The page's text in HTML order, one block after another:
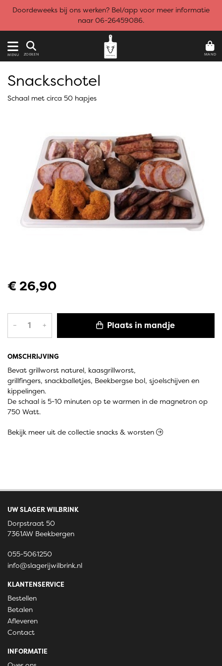
Doordeweeks bij ons werken? Bel/app voor meer informatie
naar 06-26459086.
MENU ZOEKEN MAND
OMSCHRIJVING
Bevat grillworst naturel, kaasgrillworst,
grillfingers, snackballetjes, Beekbergse bol, sjoelschijven en
kippelingen.
De schaal is 5-10 minuten op te warmen in de magnetron op
750 Watt.
Snackschotel
Schaal met circa 50 hapjes
€ 26,90
– + Plaats in mandje
Bekijk meer uit de collectie snacks & worsten
UW SLAGER WILBRINK
Dorpstraat 50
7361AW Beekbergen
055-5061250
info@slagerijwilbrink.nl
KLANTENSERVICE
Bestellen
Betalen
Afleveren
Contact
INFORMATIE